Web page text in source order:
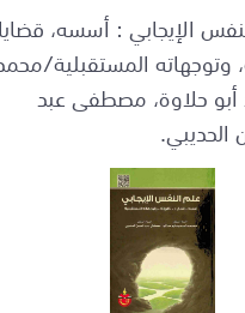
الإيجابي : أسسه،
وتوجهاته المستقبلية/
أبو حلاوة، مصطفى عبد
الحديبي.